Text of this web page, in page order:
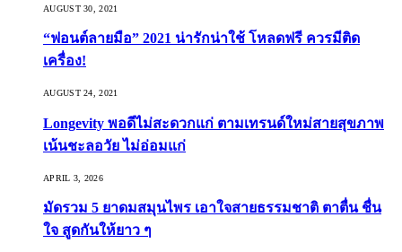
AUGUST 30, 2021
“ฟอนต์ลายมือ” 2021 น่ารักน่าใช้ โหลดฟรี ควรมีติด
เครื่อง!
AUGUST 24, 2021
Longevity พอดีไม่สะดวกแก่ ตามเทรนด์ใหม่สายสุขภาพ
เน้นชะลอวัย ไม่อ่อมแก่
APRIL 3, 2026
มัดรวม 5 ยาดมสมุนไพร เอาใจสายธรรมชาติ ตาตื่น ชื่น
ใจ สูดกันให้ยาว ๆ